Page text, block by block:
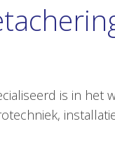
is in het